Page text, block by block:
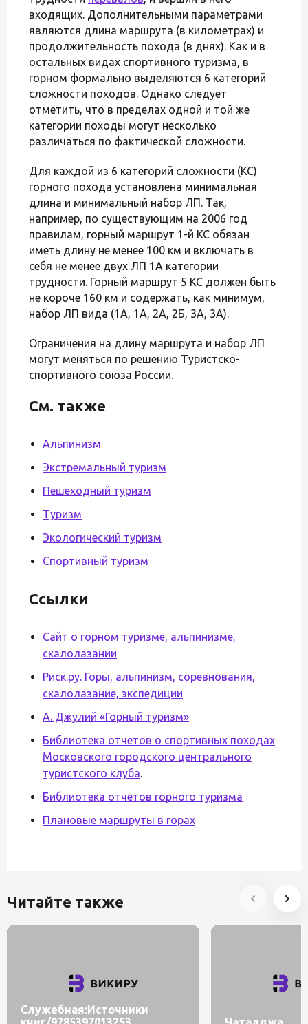
входящих. Дополнительными параметрами
являются длина маршрута (в километрах) и
продолжительность похода (в днях). Как и в
остальных видах спортивного туризма, в
горном формально выделяются 6 категорий
сложности походов. Однако следует
отметить, что в пределах одной и той же
категории походы могут несколько
различаться по фактической сложности.
Для каждой из 6 категорий сложности (КС)
горного похода установлена минимальная
длина и минимальный набор ЛП. Так,
например, по существующим на 2006 год
правилам, горный маршрут 1-й КС обязан
иметь длину не менее 100 км и включать в
себя не менее двух ЛП 1А категории
трудности. Горный маршрут 5 КС должен быть
не короче 160 км и содержать, как минимум,
набор ЛП вида (1А, 1А, 2А, 2Б, 3А, 3А).
Ограничения на длину маршрута и набор ЛП
могут меняться по решению Туристско-
спортивного союза России.
См. также
Альпинизм
Экстремальный туризм
Пешеходный туризм
Туризм
Экологический туризм
Спортивный туризм
Ссылки
Сайт о горном туризме, альпинизме,
скалолазании
Риск.ру. Горы, альпинизм, соревнования,
скалолазание, экспедиции
А. Джулий «Горный туризм»
Библиотека отчетов о спортивных походах
Московского городского центрального
туристского клуба.
Библиотека отчетов горного туризма
Плановые маршруты в горах
Читайте также
Служебная:Источники